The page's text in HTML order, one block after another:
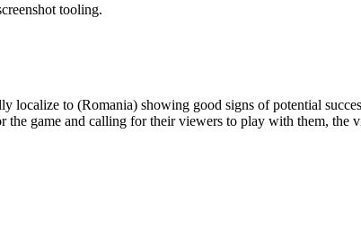
tooling.
localize to (Romania) showing good signs of potential
the game and calling for their viewers to play with them,